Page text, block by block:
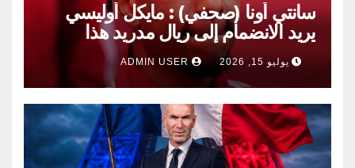
سانتي أونا (صحفي) : مايكل أوليسي
يريد الانضمام إلى ريال مدريد هذا
الصيف.
يوليو 15, 2026 ADMIN USER